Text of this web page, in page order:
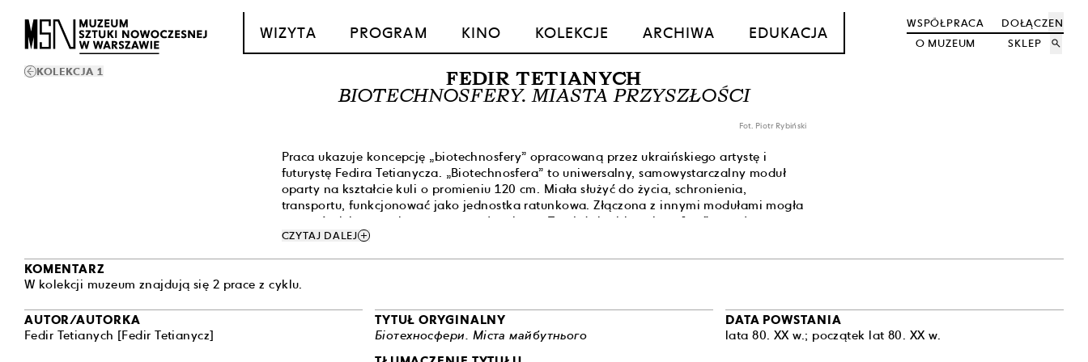
WIZYTA PROGRAM KINO KOLEKCJE ARCHIWA EDUKACJA
WSPÓŁPRACA
DOŁĄCZ
O MUZEUM
SKLEP
EN
search
KOLEKCJA 1
FEDIR TETIANYCH
BIOTECHNOSFERY. MIASTA PRZYSZŁOŚCI
Fot. Piotr Rybiński
Praca ukazuje koncepcję „biotechnosfery” opracowaną przez ukraińskiego artystę i
futurystę Fedira Tetianycza. „Biotechnosfera” to uniwersalny, samowystarczalny moduł
oparty na kształcie kuli o promieniu 120 cm. Miała służyć do życia, schronienia,
transportu, funkcjonować jako jednostka ratunkowa. Złączona z innymi modułami mogła
tworzyć większe struktury, nawet całe miasta. Tutaj dwie „biotechnosfery” są połączone
dzięki zastosowaniu „ludzkiego rurociągu” – systemu rur, które miały umożliwić transport
„Biotechnosfera” była częścią interdyscyplinarnej praktyki Tetianycza, artysty osobnego i
projekt poszukiwania jedności człowieka i wszechświata czerpał zarówno z literatury
science fiction, nauki, jak i ukraińskiej tradycji ludowej. W swoich licznych rysunkach i
CZYTAJ DALEJadd
KOMENTARZ
W kolekcji muzeum znajdują się 2 prace z cyklu.
AUTOR/AUTORKA
Fedir Tetianych [Fedir Tetianycz]
TYTUŁ ORYGINALNY
Біотехносфери. Міста майбутнього
DATA POWSTANIA
lata 80. XX w.; początek lat 80. XX w.